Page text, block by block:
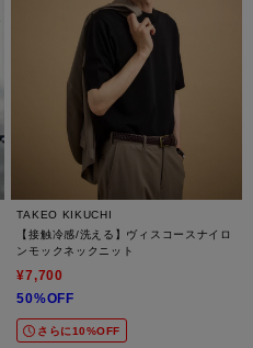
TAKEO KIKUCHI
【接触冷感/洗える】ヴィスコースナイロ
ンモックネックニット
¥7,700
50%OFF
さらに10%OFF